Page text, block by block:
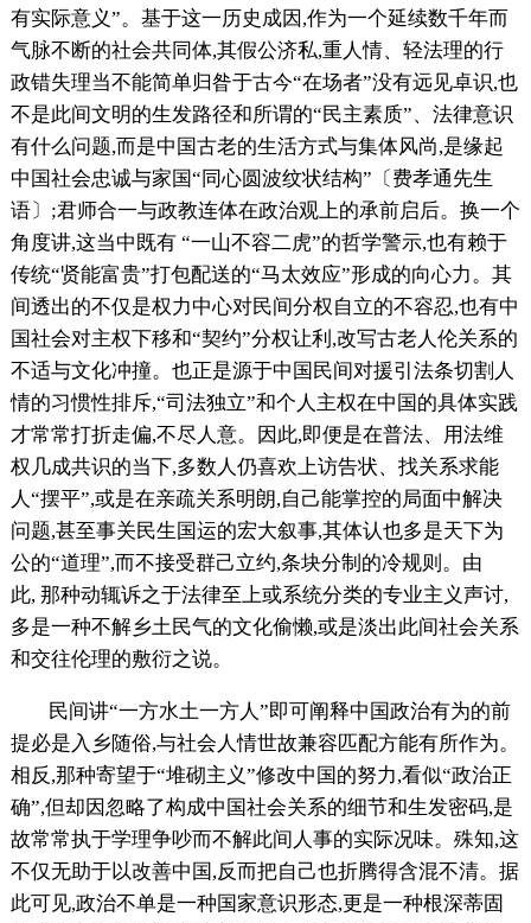
有实际意义”。基于这一历史成因,作为一个延续数千年而
气脉不断的社会共同体,其假公济私,重人情、轻法理的行
政错失理当不能简单归昝于古今“在场者”没有远见卓识,也
不是此间文明的生发路径和所谓的“民主素质”、法律意识
有什么问题,而是中国古老的生活方式与集体风尚,是缘起
中国社会忠诚与家国“同心圆波纹状结构”〔费孝通先生
语〕;君师合一与政教连体在政治观上的承前启后。换一个
角度讲,这当中既有 “一山不容二虎”的哲学警示,也有赖于
传统“贤能富贵”打包配送的“马太效应”形成的向心力。其
间透出的不仅是权力中心对民间分权自立的不容忍,也有中
国社会对主权下移和“契约”分权让利,改写古老人伦关系的
不适与文化冲撞。也正是源于中国民间对援引法条切割人
情的习惯性排斥,“司法独立”和个人主权在中国的具体实践
才常常打折走偏,不尽人意。因此,即便是在普法、用法维
权几成共识的当下,多数人仍喜欢上访告状、找关系求能
人“摆平”,或是在亲疏关系明朗,自己能掌控的局面中解决
问题,甚至事关民生国运的宏大叙事,其体认也多是天下为
公的“道理”,而不接受群己立约,条块分制的冷规则。由
此, 那种动辄诉之于法律至上或系统分类的专业主义声讨,
多是一种不解乡土民气的文化偷懒,或是淡出此间社会关系
和交往伦理的敷衍之说。
民间讲“一方水土一方人”即可阐释中国政治有为的前
提必是入乡随俗,与社会人情世故兼容匹配方能有所作为。
相反,那种寄望于“堆砌主义”修改中国的努力,看似“政治正
确”,但却因忽略了构成中国社会关系的细节和生发密码,是
故常常执于学理争吵而不解此间人事的实际况味。殊知,这
不仅无助于以改善中国,反而把自己也折腾得含混不清。据
此可见,政治不单是一种国家意识形态,更是一种根深蒂固